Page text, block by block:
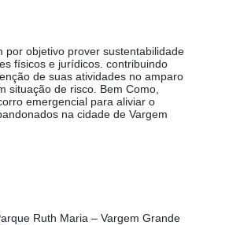
por objetivo prover sustentabilidade
físicos e jurídicos. contribuindo
de suas atividades no amparo
situação de risco. Bem Como,
emergencial para aliviar o
na cidade de Vargem
Ruth Maria – Vargem Grande